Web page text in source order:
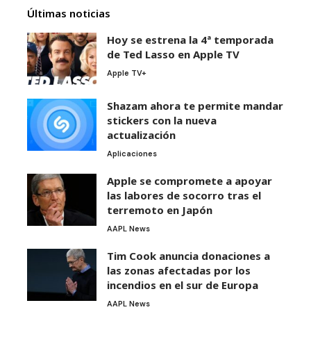
Últimas noticias
Hoy se estrena la 4ª temporada
de Ted Lasso en Apple TV
Apple TV+
Shazam ahora te permite mandar
stickers con la nueva
actualización
Aplicaciones
Apple se compromete a apoyar
las labores de socorro tras el
terremoto en Japón
AAPL News
Tim Cook anuncia donaciones a
las zonas afectadas por los
incendios en el sur de Europa
AAPL News